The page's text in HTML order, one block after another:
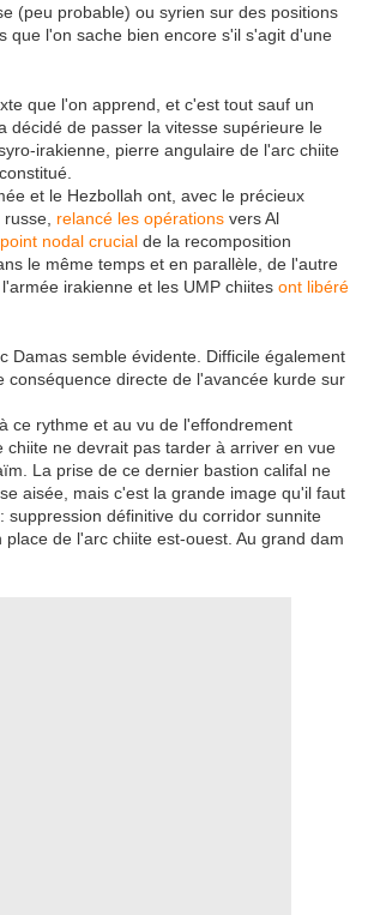
(peu probable) ou syrien sur des positions
que l'on sache bien encore s'il s'agit d'une
que l'on apprend, et c'est tout sauf un
décidé de passer la vitesse supérieure le
irakienne, pierre angulaire de l'arc chiite
et le Hezbollah ont, avec le précieux
relancé les opérations vers Al
point nodal crucial de la recomposition
le même temps et en parallèle, de l'autre
irakienne et les UMP chiites ont libéré
Damas semble évidente. Difficile également
conséquence directe de l'avancée kurde sur
ce rythme et au vu de l'effondrement
chiite ne devrait pas tarder à arriver en vue
La prise de ce dernier bastion califal ne
aisée, mais c'est la grande image qu'il faut
suppression définitive du corridor sunnite
place de l'arc chiite est-ouest. Au grand dam